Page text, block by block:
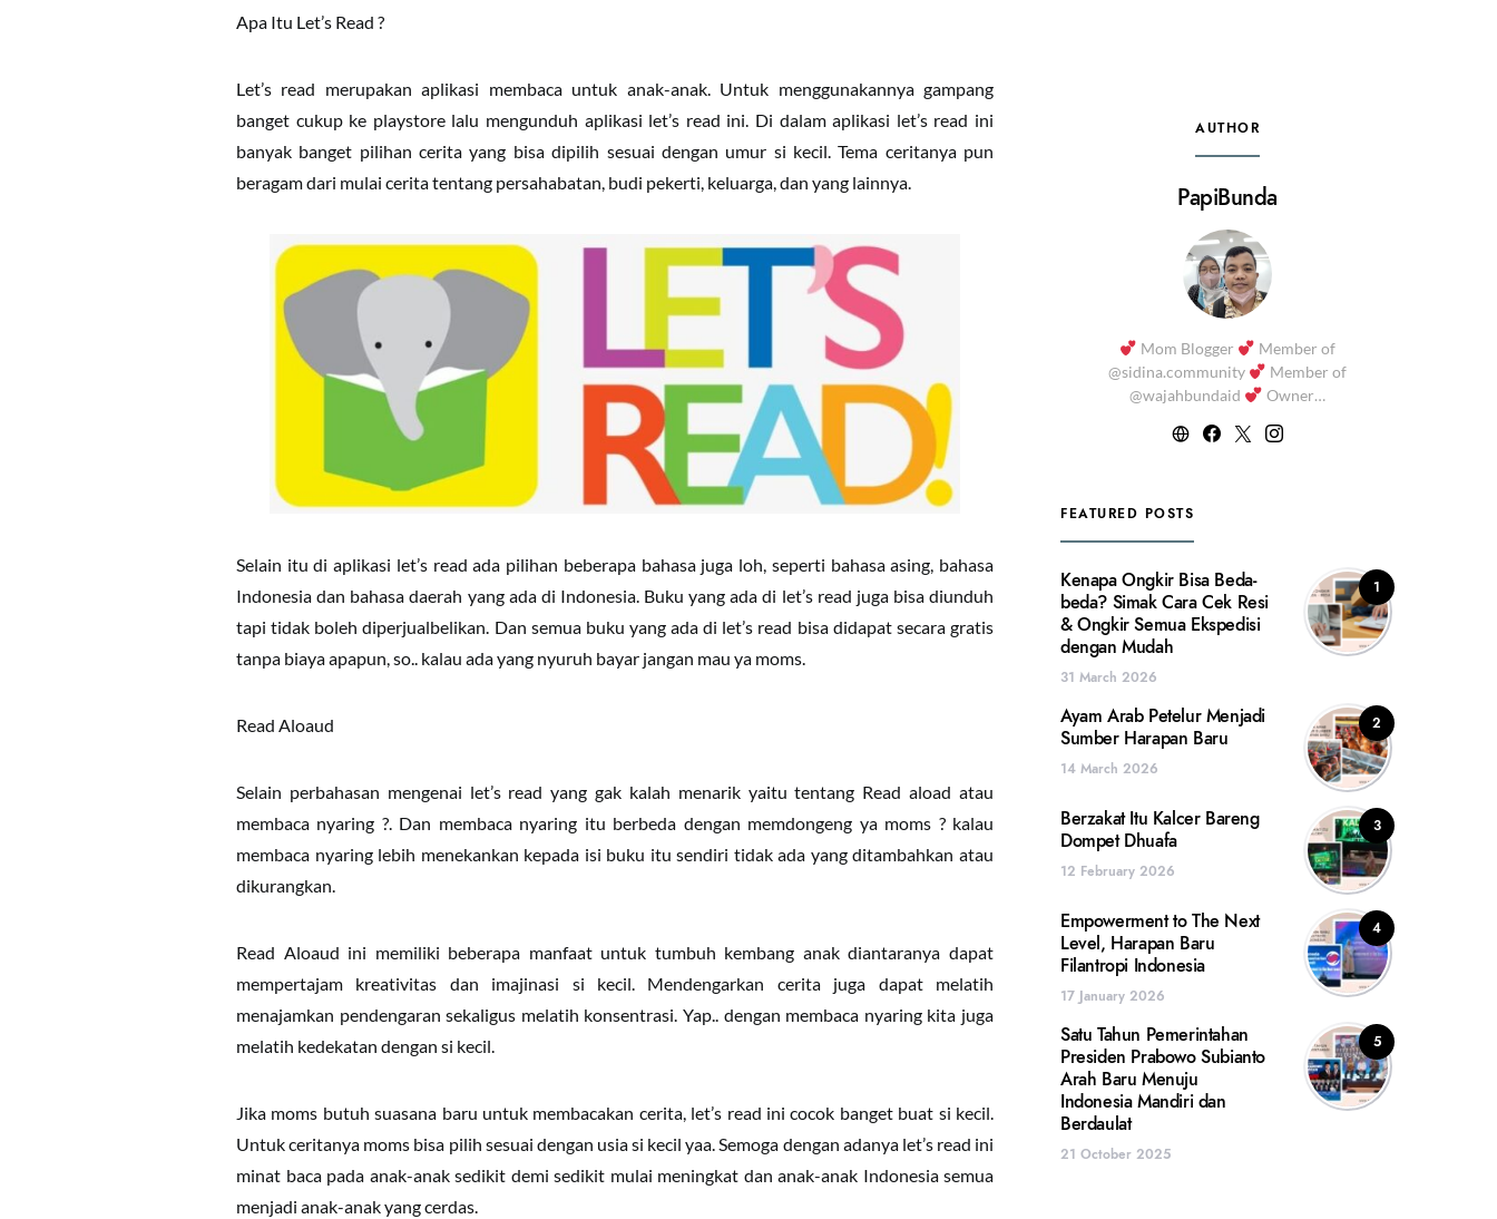
Apa Itu Let’s Read ?
Let’s read merupakan aplikasi membaca untuk anak-anak. Untuk menggunakannya gampang
banget cukup ke playstore lalu mengunduh aplikasi let’s read ini. Di dalam aplikasi let’s read ini
banyak banget pilihan cerita yang bisa dipilih sesuai dengan umur si kecil. Tema ceritanya pun
beragam dari mulai cerita tentang persahabatan, budi pekerti, keluarga, dan yang lainnya.
Selain itu di aplikasi let’s read ada pilihan beberapa bahasa juga loh, seperti bahasa asing, bahasa
Indonesia dan bahasa daerah yang ada di Indonesia. Buku yang ada di let’s read juga bisa diunduh
tapi tidak boleh diperjualbelikan. Dan semua buku yang ada di let’s read bisa didapat secara gratis
tanpa biaya apapun, so.. kalau ada yang nyuruh bayar jangan mau ya moms.
Read Aloaud
Selain perbahasan mengenai let’s read yang gak kalah menarik yaitu tentang Read aload atau
membaca nyaring ?. Dan membaca nyaring itu berbeda dengan memdongeng ya moms ? kalau
membaca nyaring lebih menekankan kepada isi buku itu sendiri tidak ada yang ditambahkan atau
dikurangkan.
Read Aloaud ini memiliki beberapa manfaat untuk tumbuh kembang anak diantaranya dapat
mempertajam kreativitas dan imajinasi si kecil. Mendengarkan cerita juga dapat melatih
menajamkan pendengaran sekaligus melatih konsentrasi. Yap.. dengan membaca nyaring kita juga
melatih kedekatan dengan si kecil.
Jika moms butuh suasana baru untuk membacakan cerita, let’s read ini cocok banget buat si kecil.
Untuk ceritanya moms bisa pilih sesuai dengan usia si kecil yaa. Semoga dengan adanya let’s read ini
minat baca pada anak-anak sedikit demi sedikit mulai meningkat dan anak-anak Indonesia semua
menjadi anak-anak yang cerdas.
AUTHOR
PapiBunda
Mom Blogger
Member of
@sidina.community
Member of
@wajahbundaid
Owner…
FEATURED POSTS
1
Kenapa Ongkir Bisa Beda-
beda? Simak Cara Cek Resi
& Ongkir Semua Ekspedisi
dengan Mudah
31 March 2026
2
Ayam Arab Petelur Menjadi
Sumber Harapan Baru
14 March 2026
3
Berzakat Itu Kalcer Bareng
Dompet Dhuafa
12 February 2026
4
Empowerment to The Next
Level, Harapan Baru
Filantropi Indonesia
17 January 2026
5
Satu Tahun Pemerintahan
Presiden Prabowo Subianto
Arah Baru Menuju
Indonesia Mandiri dan
Berdaulat
21 October 2025